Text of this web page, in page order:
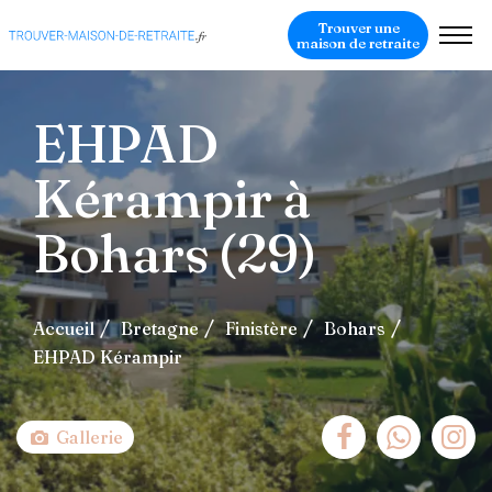
Trouver une
maison de retraite
EHPAD
Kérampir à
Bohars (29)
Accueil Bretagne Finistère
Bohars
EHPAD Kérampir
Gallerie